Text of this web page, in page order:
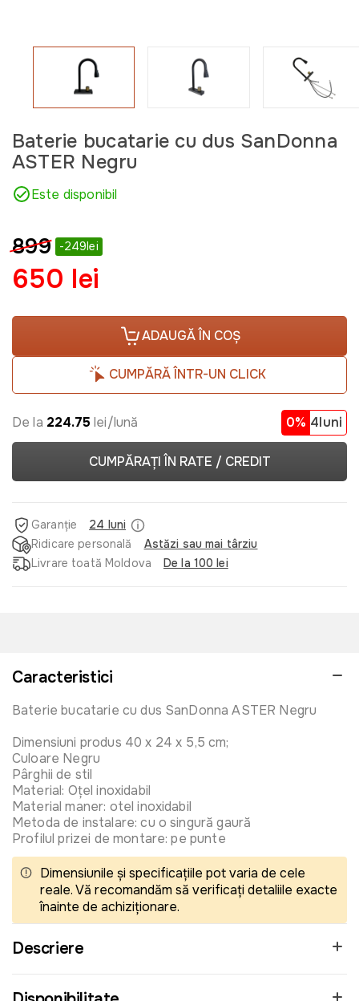
Baterie bucatarie cu dus SanDonna
ASTER Negru
Este disponibil
899 -249lei
650 lei
ADAUGĂ ÎN COȘ
CUMPĂRĂ ÎNTR-UN CLICK
De la 224.75 lei/lună 0% 4luni
CUMPĂRAȚI ÎN RATE / CREDIT
Garanție
24 luni
Ridicare personală
Astăzi sau mai târziu
Livrare toată Moldova
De la 100 lei
Caracteristici
Baterie bucatarie cu dus SanDonna ASTER Negru
Dimensiuni produs 40 x 24 x 5,5 cm;
Culoare Negru
Pârghii de stil
Material: Oțel inoxidabil
Material maner: otel inoxidabil
Metoda de instalare: cu o singură gaură
Profilul prizei de montare: pe punte
Dimensiunile și specificațiile pot varia de cele
reale. Vă recomandăm să verificați detaliile exacte
înainte de achiziționare.
Descriere